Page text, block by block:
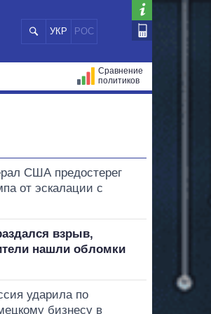
УКР РОС
Сравнение
политиков
США предостерег
от эскалации с
взрыв,
нашли обломки
ударила по
бизнесу в